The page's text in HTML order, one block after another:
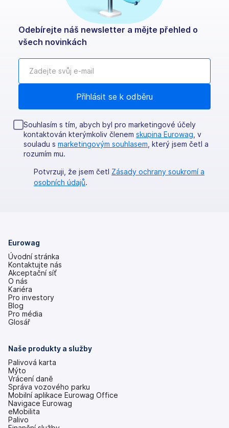
Odebírejte náš newsletter a mějte přehled o
všech novinkách
Souhlasím s tím, abych byl pro marketingové účely
kontaktován kterýmkoliv členem skupina Eurowag , v
souladu s marketingovým souhlasem , který jsem četl a
rozumím mu.
Potvrzuji, že jsem četl Zásady ochrany soukromí a
osobních údajů.
Eurowag
Úvodní stránka
Kontaktujte nás
Akceptační síť
O nás
Kariéra
Pro investory
(se
v
nových
Blog
Pro média
Glosář
Naše produkty a služby
Palivová karta
Mýto
Vrácení daně
Správa vozového parku
Mobilní aplikace Eurowag Office
Navigace Eurowag
eMobilita
Palivo